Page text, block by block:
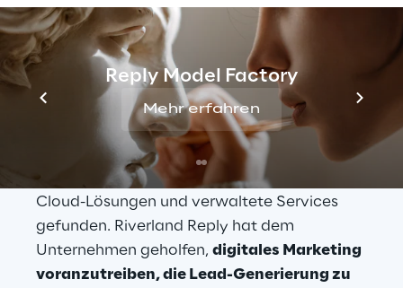
Reply Model Factory
Mehr erfahren
Lösung
Gardner Denver hat in Riverland Reply
einen kompetenten Partner für die
Unternehmensberatung, die Integration von
Cloud-Lösungen und verwaltete Services
gefunden. Riverland Reply hat dem
Unternehmen geholfen, digitales Marketing
voranzutreiben, die Lead-Generierung zu